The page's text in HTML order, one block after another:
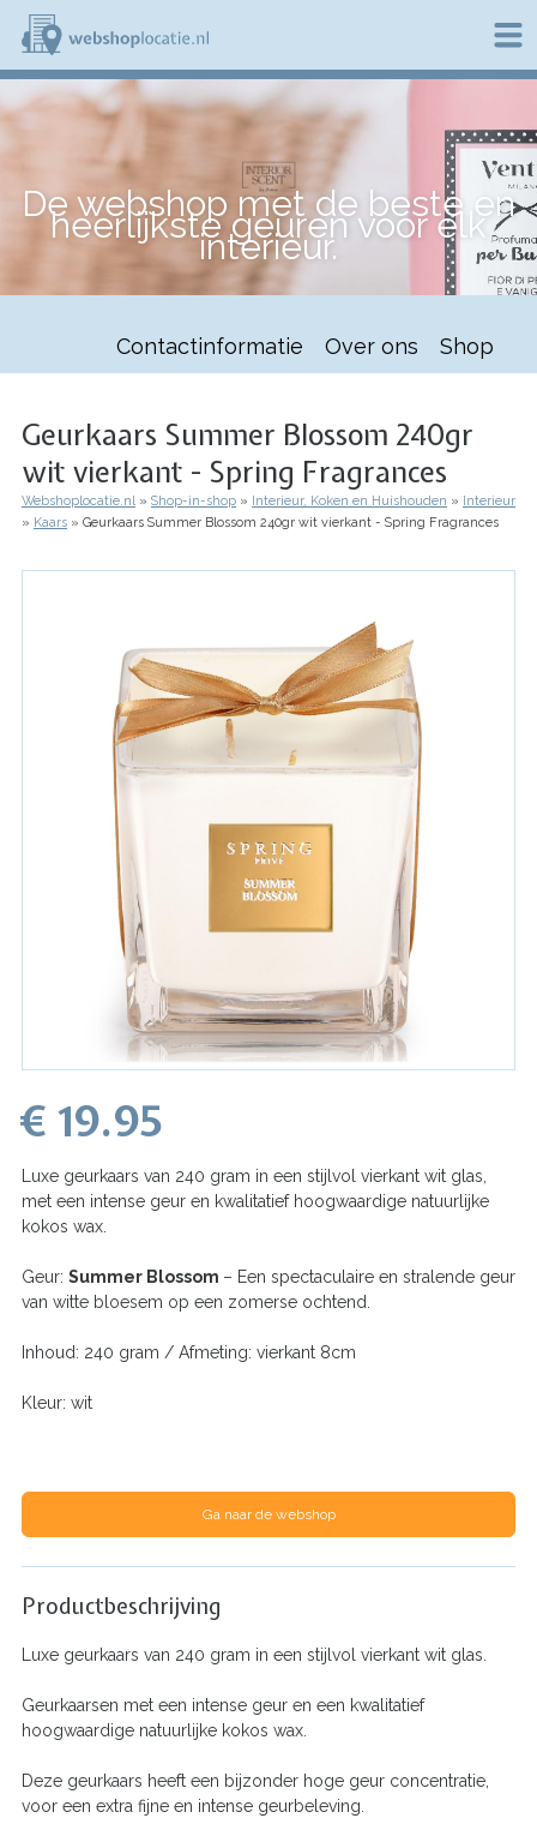
Overslaan
naar
de
inhoud
e
b
o
p
l
De webshop met de beste en
heerlijkste geuren voor elk
interieur.
Contactinformatie Over ons Shop
Geurkaars Summer Blossom 240gr
wit vierkant - Spring Fragrances
Kruimelpad
Webshoplocatie.nl Shop-in-shop Interieur, Koken en Huishouden
Interieur
Kaars
Geurkaars Summer Blossom 240gr wit vierkant - Spring Fragrances
€ 19.95
Luxe geurkaars van 240 gram in een stijlvol vierkant wit glas,
met een intense geur en kwalitatief hoogwaardige natuurlijke
kokos wax.
Geur: Summer Blossom – Een spectaculaire en stralende geur
van witte bloesem op een zomerse ochtend.
Inhoud: 240 gram / Afmeting: vierkant 8cm
Kleur: wit
Ga naar de webshop
Productbeschrijving
Luxe geurkaars van 240 gram in een stijlvol vierkant wit glas.
Geurkaarsen met een intense geur en een kwalitatief
hoogwaardige natuurlijke kokos wax.
Deze geurkaars heeft een bijzonder hoge geur concentratie,
voor een extra fijne en intense geurbeleving.